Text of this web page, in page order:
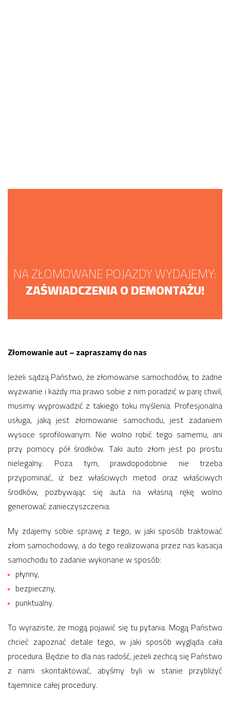
NA ZŁOMOWANE POJAZDY WYDAJEMY:
ZAŚWIADCZENIA O DEMONTAŻU!
Złomowanie aut – zapraszamy do nas
Jeżeli sądzą Państwo, że złomowanie samochodów, to żadne
wyzwanie i każdy ma prawo sobie z nim poradzić w parę chwil,
musimy wyprowadzić z takiego toku myślenia. Profesjonalna
usługa, jaką jest złomowanie samochodu, jest zadaniem
wysoce sprofilowanym. Nie wolno robić tego samemu, ani
przy pomocy pół środków. Taki auto złom jest po prostu
nielegalny. Poza tym, prawdopodobnie nie trzeba
przypominać, iż bez właściwych metod oraz właściwych
środków, pozbywając się auta na własną rękę wolno
generować zanieczyszczenia.
My zdajemy sobie sprawę z tego, w jaki sposób traktować
złom samochodowy, a do tego realizowana przez nas kasacja
samochodu to zadanie wykonane w sposób:
płynny,
bezpieczny,
punktualny.
To wyraziste, że mogą pojawić się tu pytania. Mogą Państwo
chcieć zapoznać detale tego, w jaki sposób wygląda cała
procedura. Będzie to dla nas radość, jeżeli zechcą się Państwo
z nami skontaktować, abyśmy byli w stanie przybliżyć
tajemnice całej procedury.